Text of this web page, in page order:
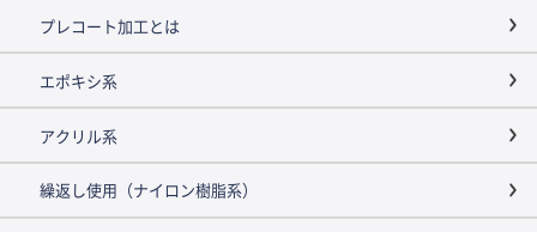
プレコート加工とは
エポキシ系
アクリル系
繰返し使用（ナイロン樹脂系）